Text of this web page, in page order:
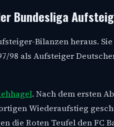
Bundesliga
Bilanzen heraus.
98 als Aufsteiger
. Nach dem ersten
Wiederaufstieg
die Roten Teufel den FC